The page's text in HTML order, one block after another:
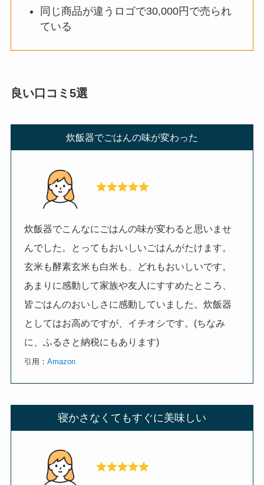
同じ商品が違うロゴで30,000円で売られ
ている
良い口コミ5選
炊飯器でごはんの味が変わった
炊飯器でこんなにごはんの味が変わると思いませ
んでした。とってもおいしいごはんがたけます。
玄米も酵素玄米も白米も、どれもおいしいです。
あまりに感動して家族や友人にすすめたところ、
皆ごはんのおいしさに感動していました。炊飯器
としてはお高めですが、イチオシです。(ちなみ
に、ふるさと納税にもあります)
引用：Amazon
寝かさなくてもすぐに美味しい